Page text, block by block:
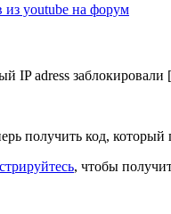
из youtube на форум
IP adress
получить код,
, чтобы